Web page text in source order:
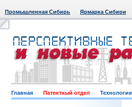
Промышленная Сибирь Ярмарка Сибири
Главная Патентный отдел Технологии